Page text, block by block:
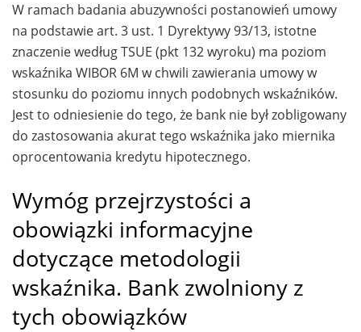
W ramach badania abuzywności postanowień umowy
na podstawie art. 3 ust. 1 Dyrektywy 93/13, istotne
znaczenie według TSUE (pkt 132 wyroku) ma poziom
wskaźnika WIBOR 6M w chwili zawierania umowy w
stosunku do poziomu innych podobnych wskaźników.
Jest to odniesienie do tego, że bank nie był zobligowany
do zastosowania akurat tego wskaźnika jako miernika
oprocentowania kredytu hipotecznego.
Wymóg przejrzystości a
obowiązki informacyjne
dotyczące metodologii
wskaźnika. Bank zwolniony z
tych obowiązków